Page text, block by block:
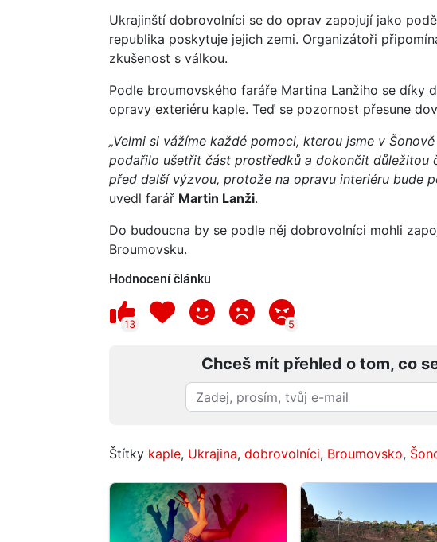
Ukrajinští dobrovolníci se do oprav zapojují jako
republika poskytuje jejich zemi. Organizátoři
zkušenost s válkou.
Podle broumovského faráře Martina Lanžiho se díky
opravy exteriéru kaple. Teď se pozornost přesune
„Velmi si vážíme každé pomoci, kterou jsme v
podařilo ušetřit část prostředků a dokončit důležitou
před další výzvou, protože na opravu interiéru bude
uvedl farář Martin Lanži.
Do budoucna by se podle něj dobrovolníci mohli
Broumovsku.
Hodnocení článku
13 5
Chceš mít přehled o tom, co
Štítky kaple, Ukrajina, dobrovolníci, Broumovsko,